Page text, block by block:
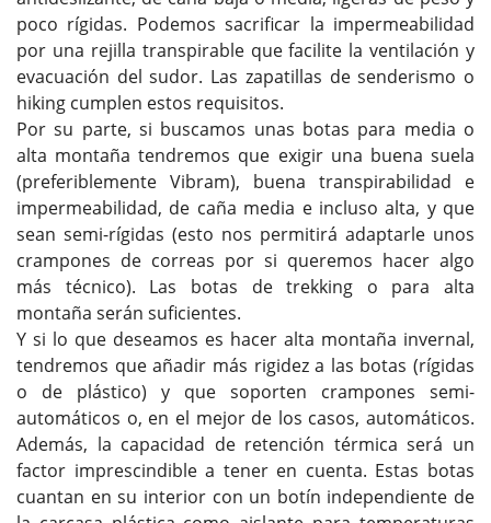
poco rígidas. Podemos sacrificar la impermeabilidad
por una rejilla transpirable que facilite la ventilación y
evacuación del sudor. Las zapatillas de senderismo o
hiking cumplen estos requisitos.
Por su parte, si buscamos unas botas para media o
alta montaña tendremos que exigir una buena suela
(preferiblemente Vibram), buena transpirabilidad e
impermeabilidad, de caña media e incluso alta, y que
sean semi-rígidas (esto nos permitirá adaptarle unos
crampones de correas por si queremos hacer algo
más técnico). Las botas de trekking o para alta
montaña serán suficientes.
Y si lo que deseamos es hacer alta montaña invernal,
tendremos que añadir más rigidez a las botas (rígidas
o de plástico) y que soporten crampones semi-
automáticos o, en el mejor de los casos, automáticos.
Además, la capacidad de retención térmica será un
factor imprescindible a tener en cuenta. Estas botas
cuantan en su interior con un botín independiente de